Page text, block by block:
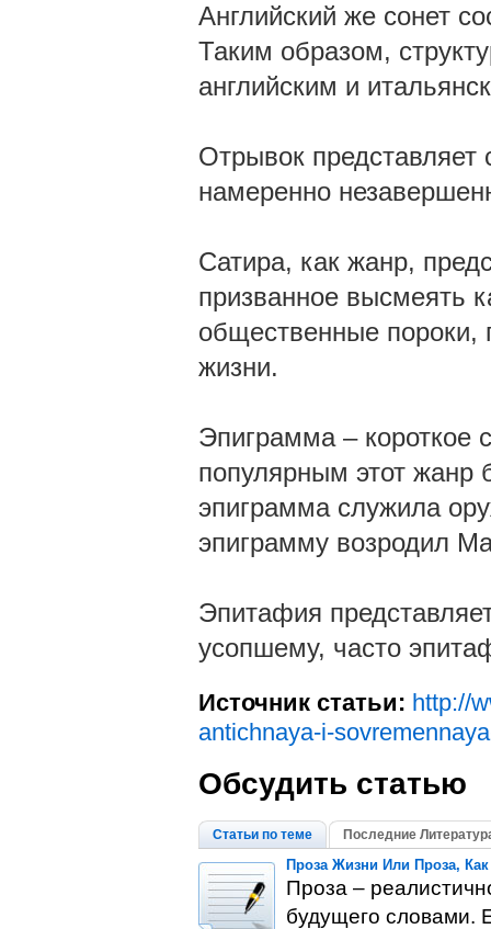
Английский же сонет
Таким образом,
английским и
Отрывок
намеренно
Сатира, как жанр,
призванное высмеять
общественные пороки,
жизни.
Эпиграмма – короткое
популярным этот жанр
эпиграмма служила
эпиграмму возродил
Эпитафия
усопшему, часто
Источник статьи: http://
antichnaya-i-
Обсудить статью
Статьи по теме Последние
Проза Жизни Или Проза,
Проза –
будущего словами.